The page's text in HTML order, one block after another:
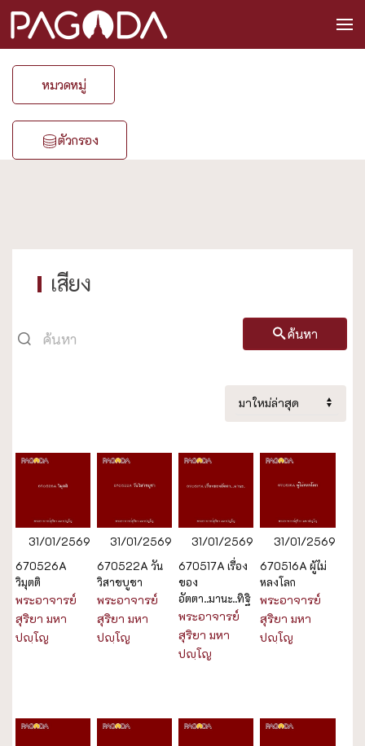
หมวดหมู่
ตัวกรอง
เสียง
ค้นหา
31/01/2569
670526A
วิมุตติ
พระอาจารย์
สุริยา มหา
ปญฺโญ
31/01/2569
670522A วัน
วิสาขบูชา
พระอาจารย์
สุริยา มหา
ปญฺโญ
31/01/2569
670517A เรื่อง
ของ
อัตตา..มานะ..ทิฐิ
พระอาจารย์
สุริยา มหา
ปญฺโญ
31/01/2569
670516A ผู้ไม่
หลงโลก
พระอาจารย์
สุริยา มหา
ปญฺโญ